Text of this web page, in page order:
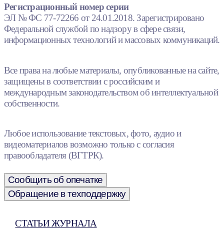
Регистрационный номер серии
ЭЛ № ФС 77-72266 от 24.01.2018. Зарегистрировано
Федеральной службой по надзору в сфере связи,
информационных технологий и массовых коммуникаций.
Все права на любые материалы, опубликованные на сайте,
защищены в соответствии с российским и
международным законодательством об интеллектуальной
собственности.
Любое использование текстовых, фото, аудио и
видеоматериалов возможно только с согласия
правообладателя (ВГТРК).
Сообщить об опечатке
Обращение в техподдержку
СТАТЬИ ЖУРНАЛА